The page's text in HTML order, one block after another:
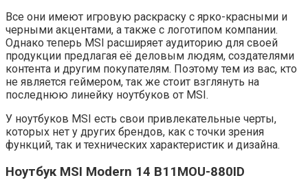
Все они имеют игровую раскраску с ярко-красными и
черными акцентами, а также с логотипом компании.
Однако теперь MSI расширяет аудиторию для своей
продукции предлагая её деловым людям, создателями
контента и другим покупателям. Поэтому тем из вас, кто
не является геймером, так же стоит взглянуть на
последнюю линейку ноутбуков от MSI.
У ноутбуков MSI есть свои привлекательные черты,
которых нет у других брендов, как с точки зрения
функций, так и технических характеристик и дизайна.
Ноутбук MSI Modern 14 B11MOU-880ID